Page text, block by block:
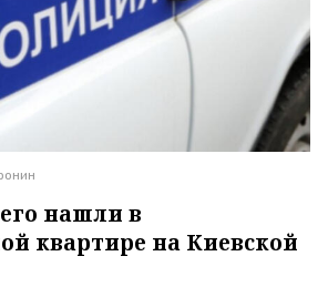
нашли в
квартире на Киевской